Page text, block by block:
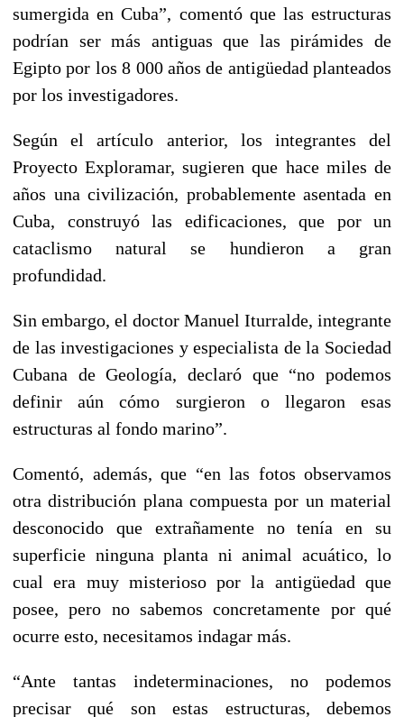
sumergida en Cuba”, comentó que las estructuras
podrían ser más antiguas que las pirámides de
Egipto por los 8 000 años de antigüedad planteados
por los investigadores.
Según el artículo anterior, los integrantes del
Proyecto Exploramar, sugieren que hace miles de
años una civilización, probablemente asentada en
Cuba, construyó las edificaciones, que por un
cataclismo natural se hundieron a gran
profundidad.
Sin embargo, el doctor Manuel Iturralde, integrante
de las investigaciones y especialista de la Sociedad
Cubana de Geología, declaró que “no podemos
definir aún cómo surgieron o llegaron esas
estructuras al fondo marino”.
Comentó, además, que “en las fotos observamos
otra distribución plana compuesta por un material
desconocido que extrañamente no tenía en su
superficie ninguna planta ni animal acuático, lo
cual era muy misterioso por la antigüedad que
posee, pero no sabemos concretamente por qué
ocurre esto, necesitamos indagar más.
“Ante tantas indeterminaciones, no podemos
precisar qué son estas estructuras, debemos